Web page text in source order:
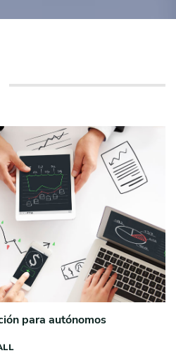
para autónomos